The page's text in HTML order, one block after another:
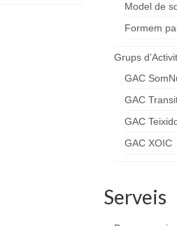
Model de
Formem
Grups
GAC
GAC
GAC
GAC XOIC
Serveis